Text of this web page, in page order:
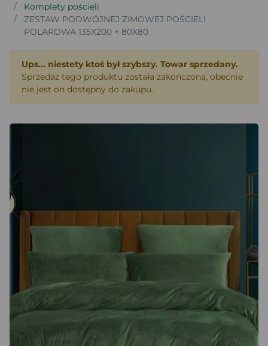
Komplety pościeli
ZESTAW PODWÓJNEJ ZIMOWEJ POŚCIELI
POLAROWA 135X200 + 80X80
Ups... niestety ktoś był szybszy. Towar sprzedany.
Sprzedaż tego produktu została zakończona, obecnie
nie jest on dostępny do zakupu.